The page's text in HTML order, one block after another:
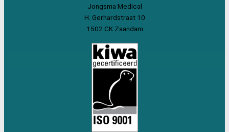
Jongsma Medical
H. Gerhardstraat 10
1502 CK Zaandam